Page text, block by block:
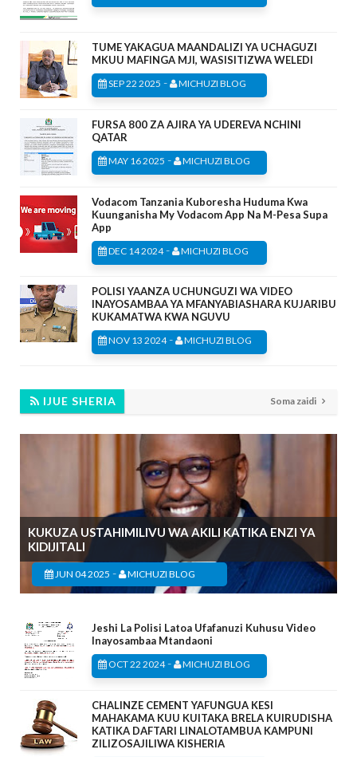
TUME YAKAGUA MAANDALIZI YA UCHAGUZI
MKUU MAFINGA MJI, WASISITIZWA WELEDI
SEP 22 2025 - MICHUZI BLOG
FURSA 800 ZA AJIRA YA UDEREVA NCHINI
QATAR
MAY 16 2025 - MICHUZI BLOG
Vodacom Tanzania Kuboresha Huduma Kwa
Kuunganisha My Vodacom App Na M-Pesa Supa
App
DEC 14 2024- MICHUZI BLOG
POLISI YAANZA UCHUNGUZI WA VIDEO
INAYOSAMBAA YA MFANYABIASHARA KUJARIBU
KUKAMATWA KWA NGUVU
NOV 13 2024- MICHUZI BLOG
IJUE SHERIA Soma zaidi
KUKUZA USTAHIMILIVU WA AKILI KATIKA ENZI YA
KIDIJITALI
JUN 04 2025 - MICHUZI BLOG
Jeshi La Polisi Latoa Ufafanuzi Kuhusu Video
Inayosambaa Mtandaoni
OCT 22 2024- MICHUZI BLOG
CHALINZE CEMENT YAFUNGUA KESI
MAHAKAMA KUU KUITAKA BRELA KUIRUDISHA
KATIKA DAFTARI LINALOTAMBUA KAMPUNI
ZILIZOSAJILIWA KISHERIA